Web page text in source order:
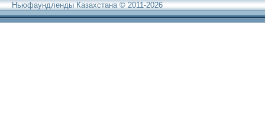
Ньюфаундленды Казахстана © 2011-2026